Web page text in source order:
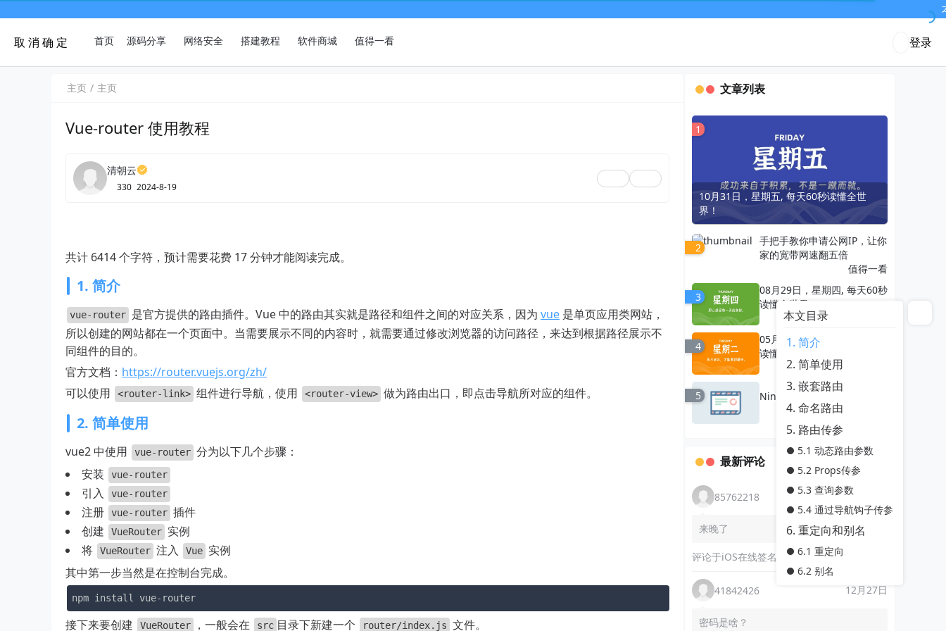
本文目录
1. 简介
2. 简单使用
3. 嵌套路由
4. 命名路由
5. 路由传参
5.1 动态路由参数
5.2 Props传参
5.3 查询参数
5.4 通过导航钩子传参
6. 重定向和别名
6.1 重定向
6.2 别名
7. 历史记录模式
本
取 消 确 定 首页 源码分享 网络安全 搭建教程 软件商城 值得一看 登录
主页 主页
Vue-router 使用教程
清朝云
330 2024-8-19
共计 6414 个字符，预计需要花费 17 分钟才能阅读完成。
1. 简介
vue-router 是官方提供的路由插件。Vue 中的路由其实就是路径和组件之间的对应关系，因为 vue 是单页应用类网站，
所以创建的网站都在一个页面中。当需要展示不同的内容时，就需要通过修改浏览器的访问路径，来达到根据路径展示不
同组件的目的。
官方文档： https://router.vuejs.org/zh/
可以使用
<router-link> 组件进行导航，使用 <router-view> 做为路由出口，即点击导航所对应的组件。
2. 简单使用
vue2 中使用 vue-router 分为以下几个步骤：
安装
vue-router
引入 vue-router
注册 vue-router 插件
创建
VueRouter 实例
将
VueRouter 注入 Vue 实例
其中第一步当然是在控制台完成。
npm install vue-router
接下来要创建 VueRouter ，一般会在 src 目录下新建一个 router/index.js 文件。
文章列表
1
10月31日，星期五, 每天60秒读懂全世
界！
2
手把手教你申请公网IP，让你
家的宽带网速翻五倍
值得一看
3
08月29日，星期四, 每天60秒
读懂全世界！
每天60秒读懂世界
4
05月19日，星期二, 每天60秒
读懂全世界！
每天60秒读懂世界
5
Ningx 配置 tcp 端口转发
{cat_name}
最新评论
85762218
来晚了
评论于iOS在线签名网页版源码搭建教程
41842426 12月27日
密码是啥？